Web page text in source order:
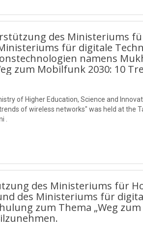
des Ministeriums
für digitale
namens
zum Mobilfunk 2030: 10
of Higher Education, Science and
of wireless networks" was held at the
.
des Ministeriums für
des Ministeriums für
zum Thema „Weg